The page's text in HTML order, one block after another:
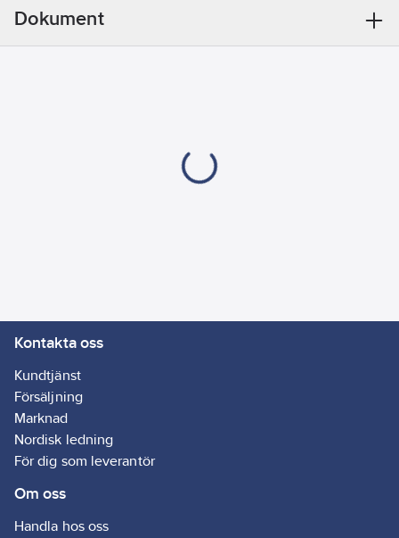
Värmeledningstal
(lambdavärde): =0,040
W/mk vid +40°C.
Dokument
Kontakta oss
Kundtjänst
Försäljning
Marknad
Nordisk ledning
För dig som leverantör
Om oss
Handla hos oss